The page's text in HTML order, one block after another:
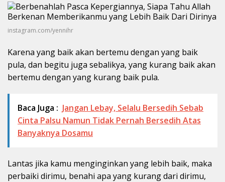
instagram.com/yennihr
Karena yang baik akan bertemu dengan yang baik
pula, dan begitu juga sebalikya, yang kurang baik akan
bertemu dengan yang kurang baik pula.
Baca Juga : Jangan Lebay, Selalu Bersedih Sebab
Cinta Palsu Namun Tidak Pernah Bersedih Atas
Banyaknya Dosamu
Lantas jika kamu menginginkan yang lebih baik, maka
perbaiki dirimu, benahi apa yang kurang dari dirimu,